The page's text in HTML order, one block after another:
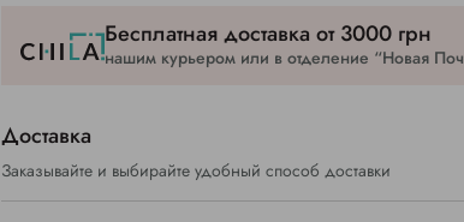
Бесплатная доставка от 3000 грн
нашим курьером или в отделение “Новая
Доставка
Заказывайте и выбирайте удобный способ доставки